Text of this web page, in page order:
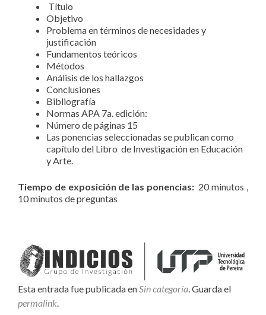
Título
Objetivo
Problema en términos de necesidades y
justificación
Fundamentos teóricos
Métodos
Análisis de los hallazgos
Conclusiones
Bibliografía
Normas APA 7a. edición:
Número de páginas 15
Las ponencias seleccionadas se publican como
capítulo del Libro de Investigación en Educación
y Arte.
Tiempo de exposición de las ponencias: 20 minutos ,
10 minutos de preguntas
Esta entrada fue publicada enSin categoría. Guarda el
permalink.